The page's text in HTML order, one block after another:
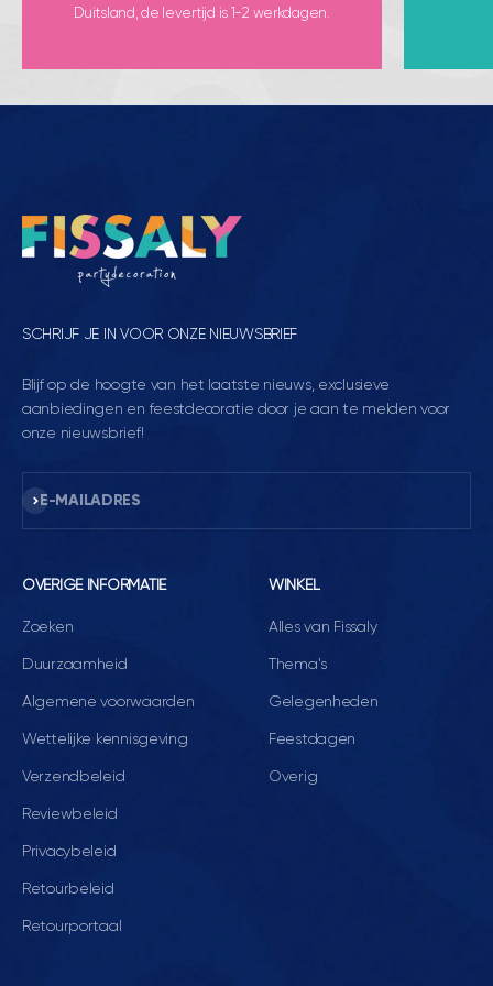
Duitsland, de levertijd is 1-2 werkdagen.
SCHRIJF JE IN VOOR ONZE NIEUWSBRIEF
Blijf op de hoogte van het laatste nieuws, exclusieve
aanbiedingen en feestdecoratie door je aan te melden voor
onze nieuwsbrief!
E-MAILADRES
Abonneren
OVERIGE INFORMATIE
Zoeken
Duurzaamheid
Algemene voorwaarden
Wettelijke kennisgeving
Verzendbeleid
Reviewbeleid
Privacybeleid
Retourbeleid
Retourportaal
WINKEL
Alles van Fissaly
Thema's
Gelegenheden
Feestdagen
Overig